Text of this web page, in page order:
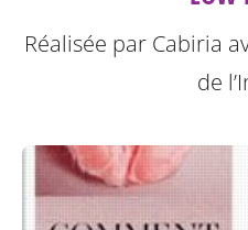
Réalisée par Cabiria
de